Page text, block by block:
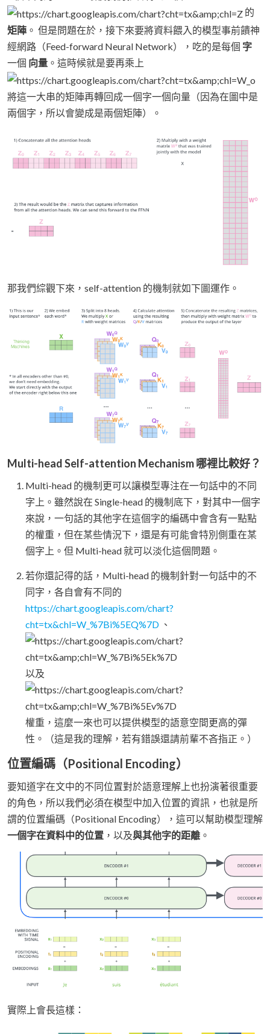
的
矩陣 。 但是問題在於，接下來要將資料餵入的模型事前饋神
經網路（Feed-forward Neural Network），吃的是每個 字
一個 向量 。這時候就是要再乘上
將這一大串的矩陣再轉回成一個字一個向量（因為在圖中是
兩個字，所以會變成是兩個矩陣）。
那我們綜觀下來，self-attention 的機制就如下圖運作。
Multi-head Self-attention Mechanism 哪裡比較好？
Multi-head 的機制更可以讓模型專注在一句話中的不同
字上。雖然說在 Single-head 的機制底下，對其中一個字
來說，一句話的其他字在這個字的編碼中會含有一點點
的權重，但在某些情況下，還是有可能會特別側重在某
個字上。但 Multi-head 就可以淡化這個問題。
若你還記得的話，Multi-head 的機制針對一句話中的不
同字，各自會有不同的
https://chart.googleapis.com/chart?
cht=tx&chl=W_%7Bi%5EQ%7D 、
以及
權重，這麼一來也可以提供模型的語意空間更高的彈
性。（這是我的理解，若有錯誤還請前輩不吝指正。）
位置編碼（Positional Encoding）
要知道字在文中的不同位置對於語意理解上也扮演著很重要
的角色，所以我們必須在模型中加入位置的資訊，也就是所
謂的位置編碼（Positional Encoding），這可以幫助模型理解
一個字在資料中的位置 ，以及與其他字的距離 。
實際上會長這樣：